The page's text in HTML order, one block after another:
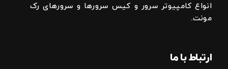
انواع کامپیوتر سرور و کیس سرورها و سرورهای رک
مونت.
ارتباط با ما